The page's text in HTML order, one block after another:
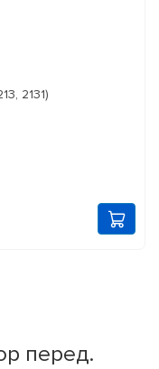
2131)
перед.